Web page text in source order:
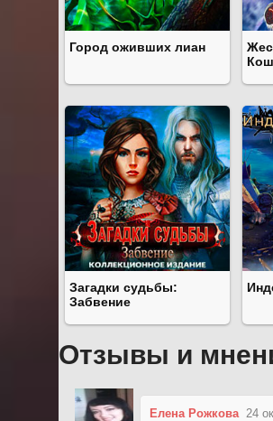
Город оживших лиан
Загадки судьбы:
Забвение
Отзывы и
Елена Рожкова 24